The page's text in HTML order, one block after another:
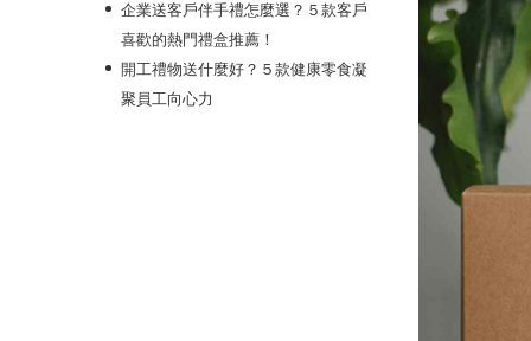
企業送客戶伴手禮怎麼選？５款客戶
喜歡的熱門禮盒推薦！
開工禮物送什麼好？５款健康零食凝
聚員工向心力